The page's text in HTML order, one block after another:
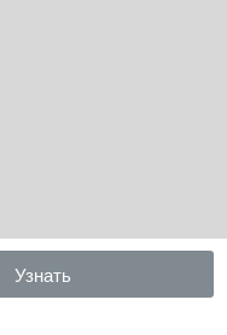
Узнать